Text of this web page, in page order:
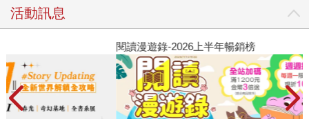
活動訊息
閱讀漫遊錄-2026上半年暢銷榜